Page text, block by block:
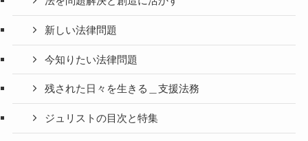
新しい法律問題
今知りたい法律問題
残された日々を生きる＿支援法務
ジュリストの目次と特集